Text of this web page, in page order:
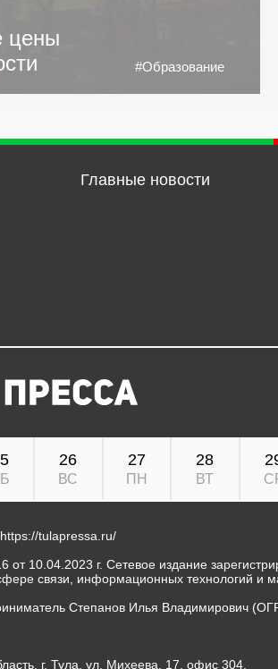
цены
#Образование
Главные новости
26
ВС
27
ПН
28
ВТ
https://tulapressa.ru/
10.04.2023 г. Сетевое издание
связи, информационных технологий и
Степанов Илья Владимирович
г. Тула, ул. Михеева, 17, офис 304.